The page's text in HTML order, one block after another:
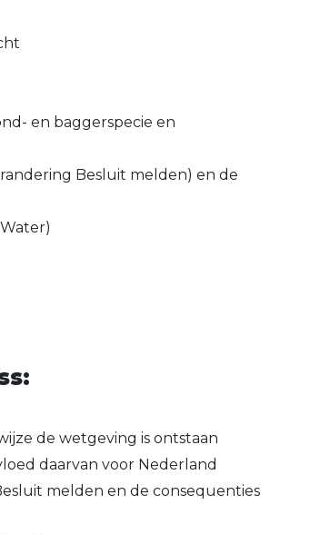
en baggerspecie en
Besluit melden) en de
de wetgeving is ontstaan
daarvan voor Nederland
melden en de consequenties